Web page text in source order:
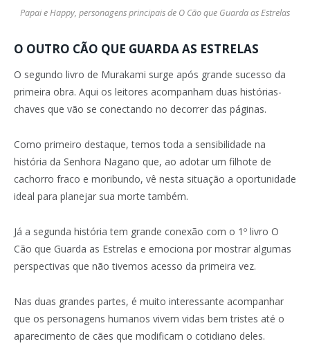
Papai e Happy, personagens principais de O Cão que Guarda as Estrelas
O OUTRO CÃO QUE GUARDA AS ESTRELAS
O segundo livro de Murakami surge após grande sucesso da
primeira obra. Aqui os leitores acompanham duas histórias-
chaves que vão se conectando no decorrer das páginas.
Como primeiro destaque, temos toda a sensibilidade na
história da Senhora Nagano que, ao adotar um filhote de
cachorro fraco e moribundo, vê nesta situação a oportunidade
ideal para planejar sua morte também.
Já a segunda história tem grande conexão com o 1º livro O
Cão que Guarda as Estrelas e emociona por mostrar algumas
perspectivas que não tivemos acesso da primeira vez.
Nas duas grandes partes, é muito interessante acompanhar
que os personagens humanos vivem vidas bem tristes até o
aparecimento de cães que modificam o cotidiano deles.